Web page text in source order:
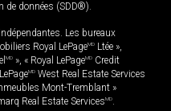
de données (SDD®).
Les bureaux
Royal LePageMD Ltée »,
MD », « Royal LePageMD Credit
MD West Real Estate Services
Mont-Tremblant »
Real Estate ServicesMD.